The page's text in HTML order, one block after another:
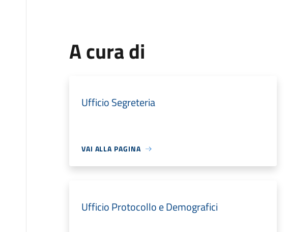
A cura di
Ufficio Segreteria
VAI ALLA PAGINA
Ufficio Protocollo e Demografici